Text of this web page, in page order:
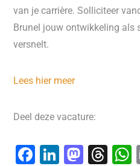
van je carrière. Solliciteer
Brunel jouw ontwikkeling als
versnelt.
Lees hier meer
Deel deze vacature:
F
Li M T